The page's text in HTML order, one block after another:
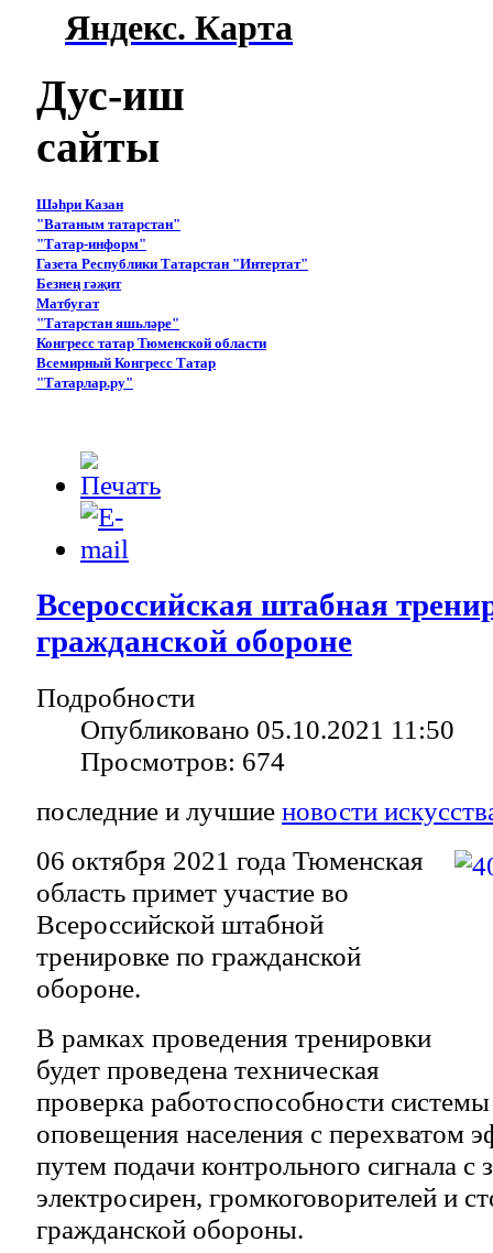
Яндекс. Карта
Дус-иш
сайты
Шәһри Казан
"Ватаным татарстан"
"Татар-информ"
Газета Республики Татарстан "Интертат"
Безнең гәҗит
Матбугат
"Татарстан яшьләре"
Конгресс татар Тюменской области
Всемирный Конгресс Татар
"Татарлар.ру"
Всероссийская штабная
гражданской обороне
Подробности
Опубликовано 05.10.2021 11:50
Просмотров: 674
последние и лучшие новости
06 октября 2021 года Тюменская
область примет участие во
Всероссийской штабной
тренировке по гражданской
обороне.
В рамках проведения тренировки
будет проведена техническая
проверка работоспособности
оповещения населения с перехватом
путем подачи контрольного сигнала с
электросирен, громкоговорителей и
гражданской обороны.